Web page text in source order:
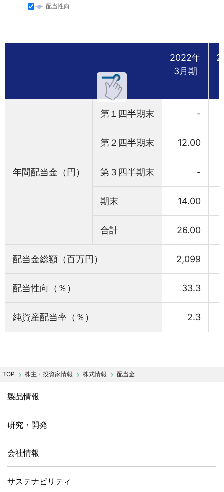
配当性向
2022年
3月期
年間配当金（円）
第１四半期末 -
第２四半期末 12.00
第３四半期末 -
期末 14.00
合計 26.00
配当金総額（百万円） 2,099
配当性向（％） 33.3
純資産配当率（％） 2.3
株主・投資家情報 株式情報 配当金
製品情報
研究・開発
会社情報
サステナビリティ